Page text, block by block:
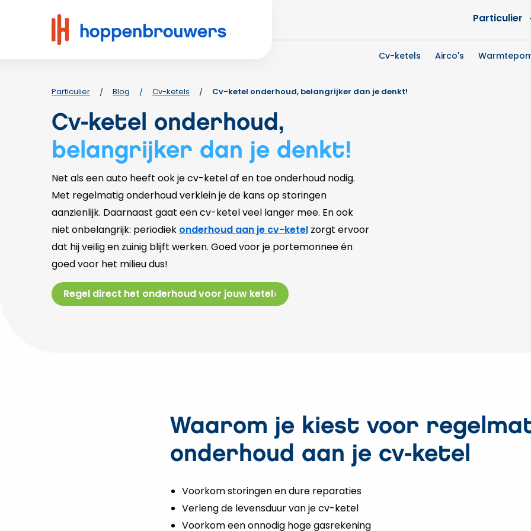
Hoppenbrouwers
Waar
Particulier
Cv-ketels Airco's
Particulier / Blog / Cv-ketels / Cv-ketel onderhoud, belangrijker dan je denkt!
Cv-ketel onderhoud,
belangrijker dan je denkt!
Net als een auto heeft ook je cv-ketel af en toe onderhoud nodig.
Met regelmatig onderhoud verklein je de kans op storingen
aanzienlijk. Daarnaast gaat een cv-ketel veel langer mee. En ook
niet onbelangrijk: periodiek onderhoud aan je cv-ketel zorgt ervoor
dat hij veilig en zuinig blijft werken. Goed voor je portemonnee én
goed voor het milieu dus!
Regel direct het onderhoud voor jouw ketel
Waarom je kiest voor
onderhoud aan je cv-ketel
Voorkom storingen en dure reparaties
Verleng de levensduur van je cv-ketel
Voorkom een onnodig hoge gasrekening